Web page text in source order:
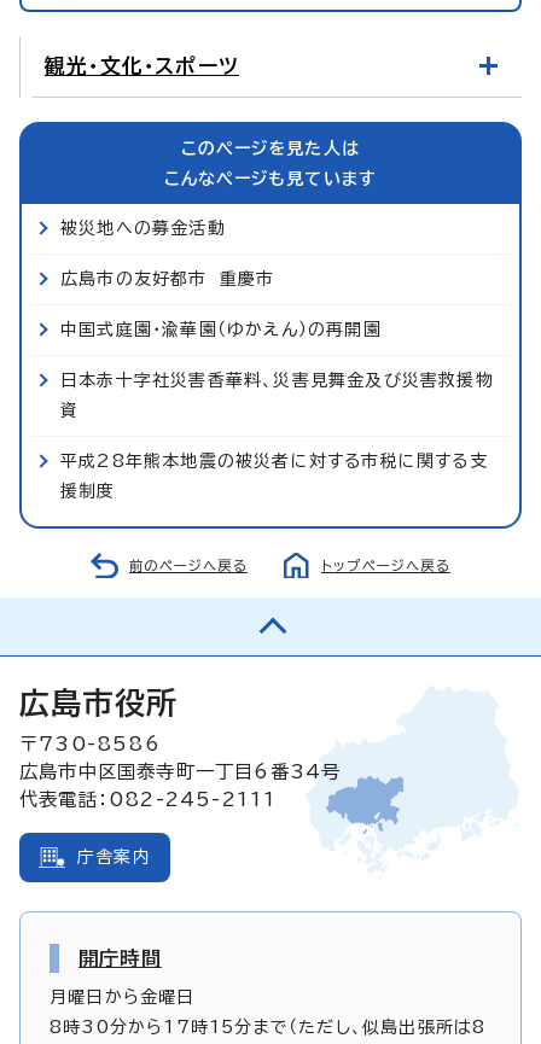
観光・文化・スポーツ
このページを見た人は
こんなページも見ています
被災地への募金活動
広島市の友好都市 重慶市
中国式庭園・渝華園（ゆかえん）の再開園
日本赤十字社災害香華料、災害見舞金及び災害救援物
資
平成28年熊本地震の被災者に対する市税に関する支
援制度
前のページへ戻る トップページへ戻る
広島市役所
〒730-8586
広島市中区国泰寺町一丁目6番34号
代表電話：082-245-2111
庁舎案内
開庁時間
月曜日から金曜日
8時30分から17時15分まで（ただし、似島出張所は8